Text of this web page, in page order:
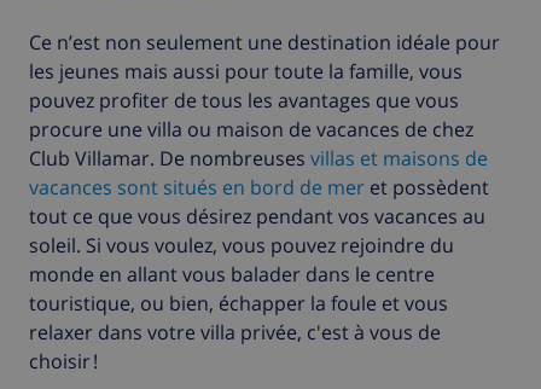
Ce n’est non seulement une destination idéale pour
les jeunes mais aussi pour toute la famille, vous
pouvez profiter de tous les avantages que vous
procure une villa ou maison de vacances de chez
Club Villamar. De nombreuses villas et maisons de
vacances sont situés en bord de mer et possèdent
tout ce que vous désirez pendant vos vacances au
soleil. Si vous voulez, vous pouvez rejoindre du
monde en allant vous balader dans le centre
touristique, ou bien, échapper la foule et vous
relaxer dans votre villa privée, c'est à vous de
choisir !